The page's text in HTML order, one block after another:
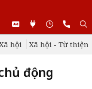
hội Xã hội - Từ thiện
động